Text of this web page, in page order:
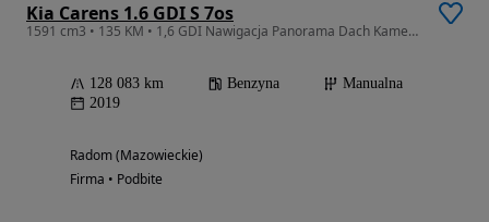
Kia Carens 1.6 GDI S 7os
1591 cm3 • 135 KM • 1,6 GDI Nawigacja Panorama Dach Kamera Cofania Podgrzewane Fotele Temp
128 083 km Benzyna
Manualna
2019
Radom (Mazowieckie)
Firma • Podbite